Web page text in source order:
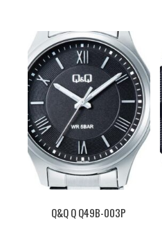
Q&Q Q Q49B-003P